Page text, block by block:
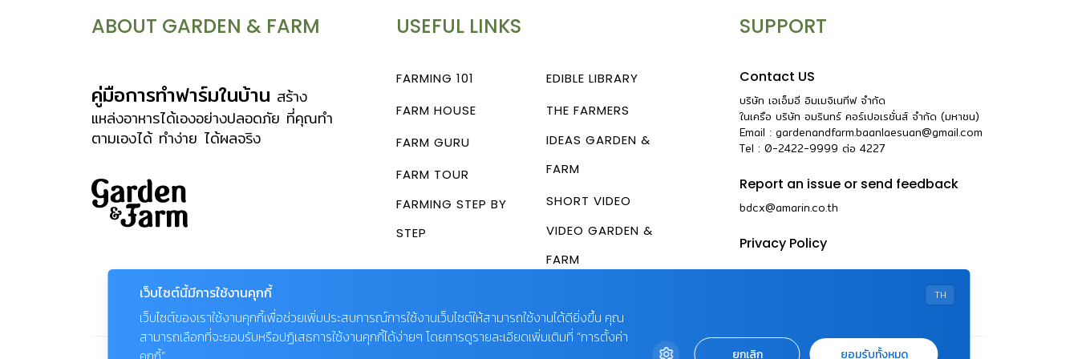
เคลือบด้วยขี้ผึ้ง เพื่อช่วยลดการสูญเสียน้ำ
(areole) ซึ่งอาจเรียงต่อกันอยู่บนแนวซี่
หรือสันสูงของต้นที่เรียกว่า สันต้น (rib)
หรือเรียงอยู่บนเนินนูนที่เรียกว่า “เนิน
คือจุดเด่นของแคคตัส ซึ่งเกิดจากการ
เปลี่ยนใบให้กลายเป็นหนาม เพื่อให้เหมาะ
กับสภาพอากาศที่ร้อนและแห้งแล้ง ทำให้ต้น
ไปได้ หนามของแคคตัสมีหลายแบบ หลาย
ลักษณะ บางชนิดมีหนามแหลมคล้ายเข็ม
เย็บผ้า บางชนิดปลายหนามงอคล้ายตะขอ
ABOUT GARDEN & FARM
คู่มือการทำฟาร์มในบ้าน สร้าง
แหล่งอาหารได้เองอย่างปลอดภัย ที่คุณทำ
ตามเองได้ ทำง่าย ได้ผลจริง
USEFUL LINKS
FARMING 101
FARM HOUSE
FARM GURU
FARM TOUR
FARMING STEP BY
STEP
EDIBLE LIBRARY
THE FARMERS
IDEAS GARDEN &
FARM
SHORT VIDEO
VIDEO GARDEN &
FARM
SUPPORT
Contact US
บริษัท เอเอ็มอี อิมเมจิเนทีฟ จำกัด
ในเครือ บริษัท อมรินทร์ คอร์เปอเรชั่นส์ จำกัด (มหาชน)
Email : gardenandfarm.baanlaesuan@gmail.com
Tel : 0-2422-9999 ต่อ 4227
Report an issue or send feedback
bdcx@amarin.co.th
Privacy Policy
TH
เว็บไซต์นี้มีการใช้งานคุกกี้
เว็บไซต์ของเราใช้งานคุกกี้เพื่อช่วยเพิ่มประสบการณ์การใช้งานเว็บไซต์ให้สามารถใช้งานได้ดียิ่งขึ้น คุณ
สามารถเลือกที่จะยอมรับหรือปฏิเสธการใช้งานคุกกี้ได้ง่ายๆ โดยการดูรายละเอียดเพิ่มเติมที่ “การตั้งค่า
ยกเลิก ยอมรับทั้งหมด